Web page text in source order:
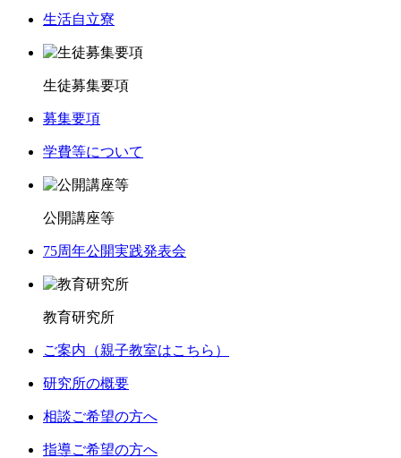
生活自立寮
生徒募集要項
募集要項
学費等について
公開講座等
75周年公開実践発表会
教育研究所
ご案内（親子教室はこちら）
研究所の概要
相談ご希望の方へ
指導ご希望の方へ